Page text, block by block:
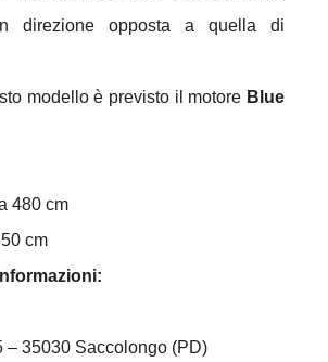
direzione opposta a quella di
modello è previsto il motore Blue
480 cm
cm
– 35030 Saccolongo (PD)